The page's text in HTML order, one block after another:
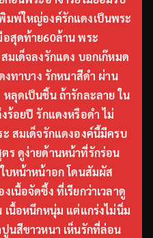
มพ์ใหญ่องค์รักแดงเป็นพระ
สุดท้าย60ล้าน พระ
มเด็จลงรักแดง บอกเก๊หมด
งทาบาง รักหนาสีดำ ผ่าน
ลุดเป็นชิ้น ถ้ารักละลาย ใน
ร้อยปี รักแดงหรือดำ ไม่
สมเด็จรักแดงองค์นี้มีครบ
ร ดูง่ายด้านหน้าที่รักร่อน
บหน้าหน้าอก โดนสัมผัส
เนื้อจัดซึ้ง ที่เรียกว่าเวลาดู
เนื้อหนึกหนุ่ม แต่แกร่งไม่นิ่ม
นสีขาวหนา เห็นรักที่ล่อน